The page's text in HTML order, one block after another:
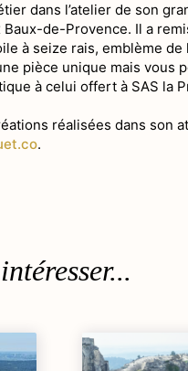
dans l’atelier de son
Baux-de-Provence. Il a
à seize rais, emblème
pièce unique mais vous
à celui offert à SAS la
réalisées dans son
.